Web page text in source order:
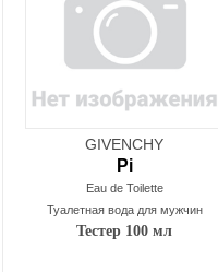
GIVENCHY
Pi
Eau de Toilette
Туалетная вода для мужчин
Тестер 100 мл